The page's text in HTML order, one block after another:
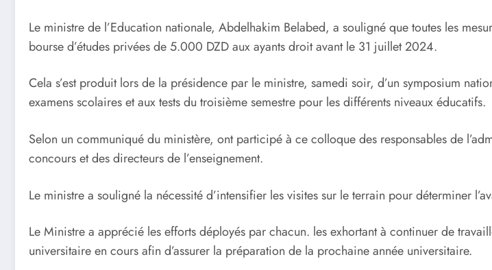
Le ministre de l’Education nationale, Abdelhakim Belabed, a souligné que toutes les
bourse d’études privées de 5.000 DZD aux ayants droit avant le 31 juillet 2024.
Cela s’est produit lors de la présidence par le ministre, samedi soir, d’un symposium
examens scolaires et aux tests du troisième semestre pour les différents niveaux éducatifs.
Selon un communiqué du ministère, ont participé à ce colloque des responsables de
concours et des directeurs de l’enseignement.
Le ministre a souligné la nécessité d’intensifier les visites sur le terrain pour déterminer
Le Ministre a apprécié les efforts déployés par chacun. les exhortant à continuer de
universitaire en cours afin d’assurer la préparation de la prochaine année universitaire.